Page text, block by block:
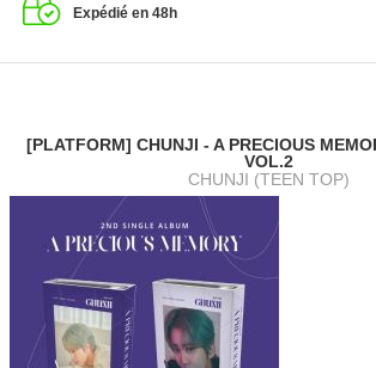
Expédié en 48h
[PLATFORM] CHUNJI - A PRECIOUS
VOL.2
CHUNJI (TEEN TOP)